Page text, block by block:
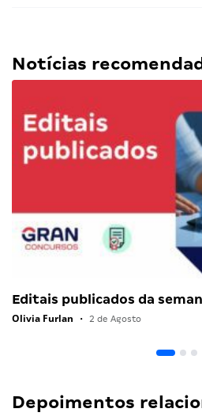
Notícias
Editais publicados da
Olivia Furlan • 2 de Agosto
Depoimentos